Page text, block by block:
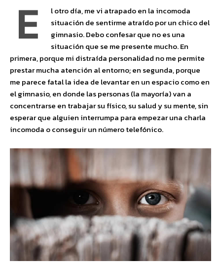
E
l otro día, me vi atrapado en la incomoda
situación de sentirme atraído por un chico del
gimnasio. Debo confesar que no es una
situación que se me presente mucho. En
primera, porque mi distraída personalidad no me permite
prestar mucha atención al entorno; en segunda, porque
me parece fatal la idea de levantar en un espacio como en
el gimnasio, en donde las personas (la mayoría) van a
concentrarse en trabajar su físico, su salud y su mente, sin
esperar que alguien interrumpa para empezar una charla
incomoda o conseguir un número telefónico.